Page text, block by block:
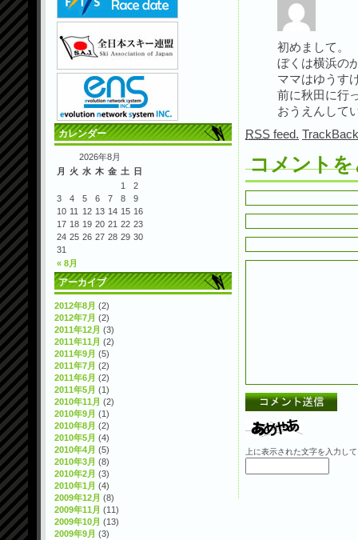
カレンダー
2026年8月
月
火 水 木 金 土 日
« 8月
1
2
3
4 5 6 7 8
9
10 11 12 13 14 15 16
17 18 19 20 21 22 23
24 25 26 27 28 29 30
31
アーカイブ
2012年8月 (2)
2012年7月 (2)
2011年12月 (3)
2011年11月 (2)
2011年9月 (5)
2011年7月 (2)
2011年6月 (2)
2011年5月 (1)
2010年11月 (2)
2010年9月 (1)
2010年8月 (2)
2010年5月 (4)
2010年4月 (5)
2010年3月 (8)
2010年2月 (3)
2010年1月 (4)
2009年12月 (8)
2009年11月 (11)
2009年10月 (13)
2009年9月 (3)
初めまして。
ぼくは横浜の
ママはゆうす
前に秋田に行
おうえんして
RSS feed.
コメント
上に表示された文字を入力し